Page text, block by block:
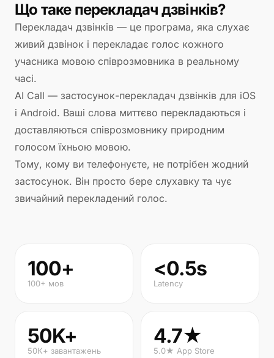
Що таке перекладач дзвінків?
Перекладач дзвінків — це програма, яка слухає
живий дзвінок і перекладає голос кожного
учасника мовою співрозмовника в реальному
часі.
AI Call — застосунок-перекладач дзвінків для iOS
і Android. Ваші слова миттєво перекладаються і
доставляються співрозмовнику природним
голосом їхньою мовою.
Тому, кому ви телефонуєте, не потрібен жодний
застосунок. Він просто бере слухавку та чує
звичайний перекладений голос.
100+
100+ мов
<0.5s
Latency
50K+
50К+ завантажень
4.7★
5.0★ App Store